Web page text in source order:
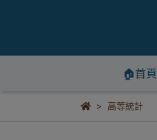
🏠首頁
高等統計